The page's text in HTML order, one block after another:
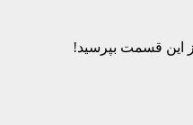
این قسمت بپرسید!